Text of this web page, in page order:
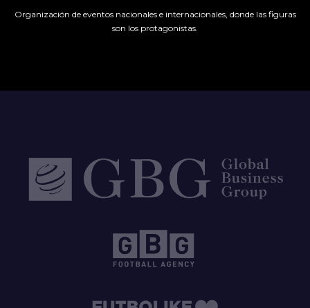
Organización de eventos nacionales e internacionales, donde las figuras
son los protagonistas.